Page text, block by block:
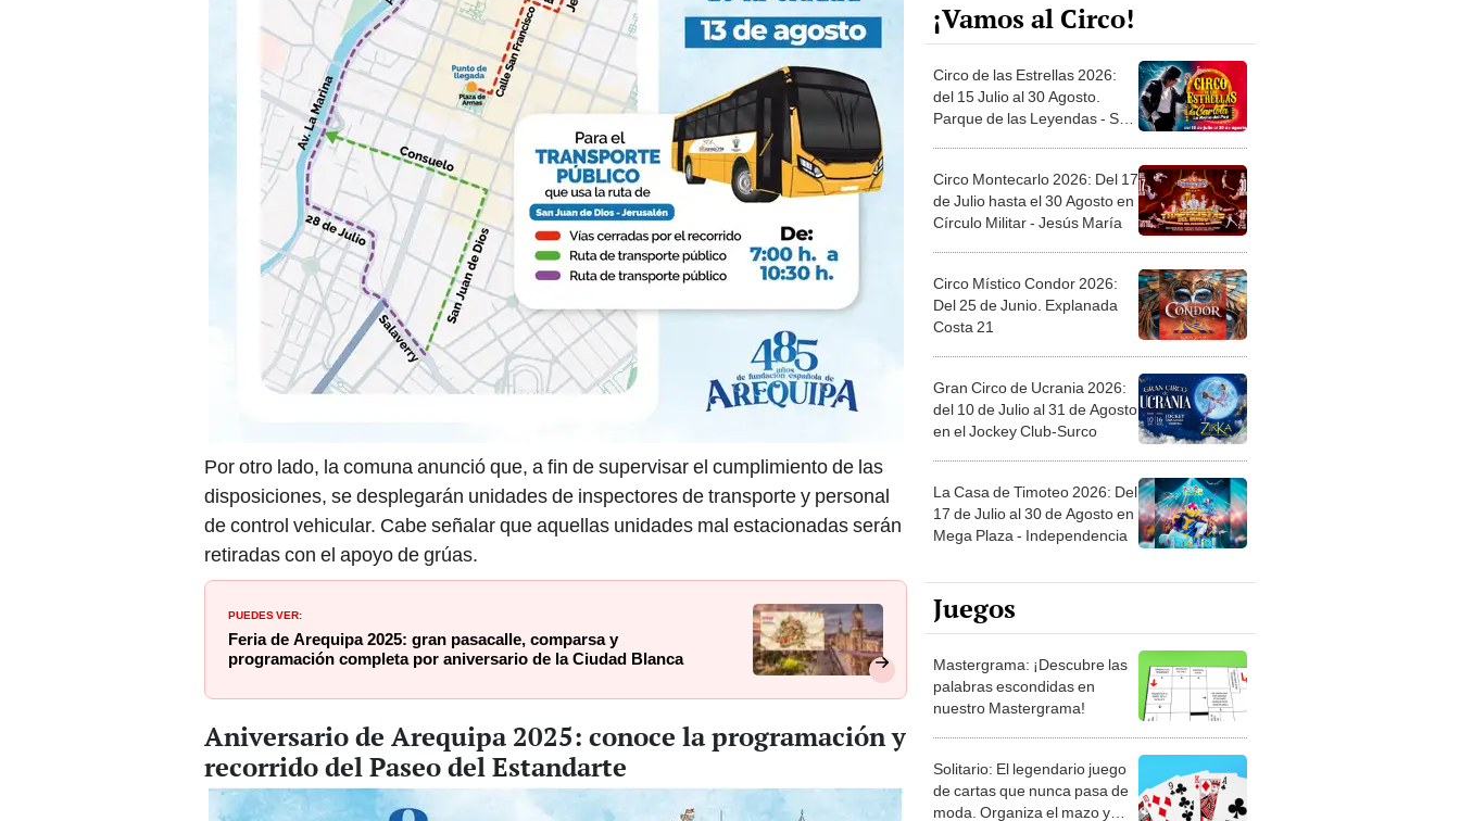
Por otro lado, la comuna anunció que, a fin de supervisar el cumplimiento de las
disposiciones, se desplegarán unidades de inspectores de transporte y personal
de control vehicular. Cabe señalar que aquellas unidades mal estacionadas serán
retiradas con el apoyo de grúas.
PUEDES VER:
Feria de Arequipa 2025: gran pasacalle, comparsa y
programación completa por aniversario de la Ciudad Blanca
Aniversario de Arequipa 2025: conoce la programación y
recorrido del Paseo del Estandarte
¡Vamos al Circo!
Circo de las Estrellas 2026:
del 15 Julio al 30 Agosto.
Parque de las Leyendas - San
Circo Montecarlo 2026: Del 17
de Julio hasta el 30 Agosto en
Círculo Militar - Jesús María
Circo Místico Condor 2026:
Del 25 de Junio. Explanada
Costa 21
Gran Circo de Ucrania 2026:
del 10 de Julio al 31 de Agosto
en el Jockey Club-Surco
La Casa de Timoteo 2026: Del
17 de Julio al 30 de Agosto en
Mega Plaza - Independencia
Juegos
Mastergrama: ¡Descubre las
palabras escondidas en
nuestro Mastergrama!
Solitario: El legendario juego
de cartas que nunca pasa de
moda. Organiza el mazo y